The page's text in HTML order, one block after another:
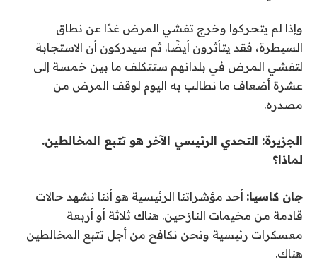
وإذا لم يتحركوا وخرج تفشي المرض غدًا عن نطاق
السيطرة، فقد يتأثرون أيضًا. ثم سيدركون أن الاستجابة
لتفشي المرض في بلدانهم ستتكلف ما بين خمسة إلى
عشرة أضعاف ما نطالب به اليوم لوقف المرض من
مصدره.
الجزيرة: التحدي الرئيسي الآخر هو تتبع المخالطين.
لماذا؟
جان كاسيا: أحد مؤشراتنا الرئيسية هو أننا نشهد حالات
قادمة من مخيمات النازحين. هناك ثلاثة أو أربعة
معسكرات رئيسية ونحن نكافح من أجل تتبع المخالطين
هناك.